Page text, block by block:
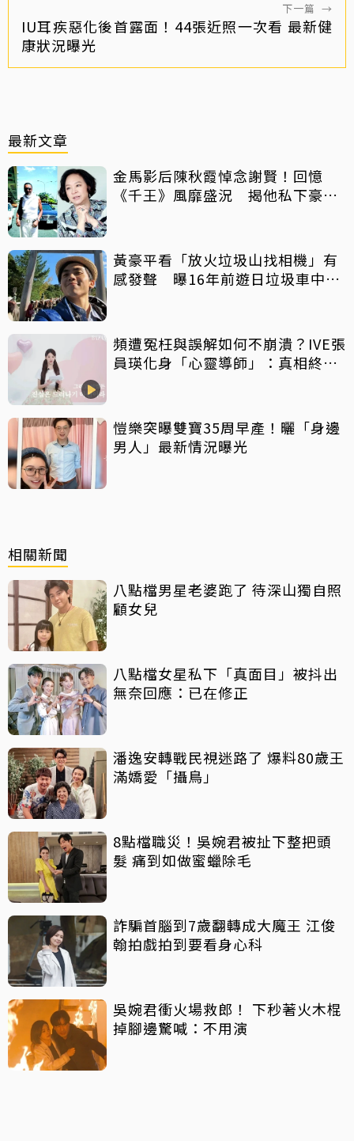
下一篇 →
IU耳疾惡化後首露面！44張近照一次看 最新健
康狀況曝光
最新文章
金馬影后陳秋霞悼念謝賢！回憶
《千王》風靡盛況 揭他私下豪爽
黃豪平看「放火垃圾山找相機」有
感發聲 曝16年前遊日垃圾車中含
頻遭冤枉與誤解如何不崩潰？IVE張
員瑛化身「心靈導師」：真相終會
愷樂突曝雙寶35周早產！曬「身邊
男人」最新情況曝光
相關新聞
八點檔男星老婆跑了 待深山獨自照
顧女兒
八點檔女星私下「真面目」被抖出
無奈回應：已在修正
潘逸安轉戰民視迷路了 爆料80歲王
滿嬌愛「攝鳥」
8點檔職災！吳婉君被扯下整把頭
髮 痛到如做蜜蠟除毛
詐騙首腦到7歲翻轉成大魔王 江俊
翰拍戲拍到要看身心科
吳婉君衝火場救郎！ 下秒著火木棍
掉腳邊驚喊：不用演